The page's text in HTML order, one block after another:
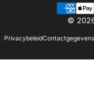
©
PrivacybeleidContactgegevens